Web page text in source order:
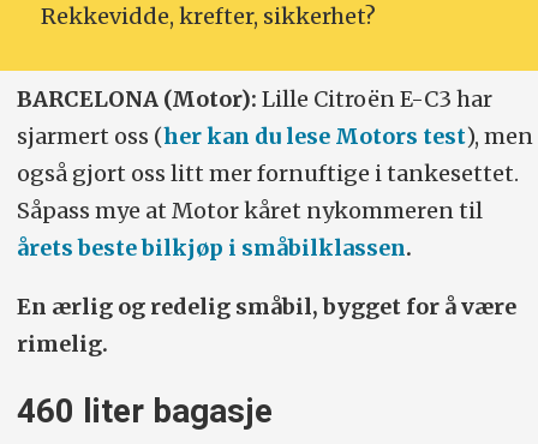
Rekkevidde, krefter, sikkerhet?
BARCELONA (Motor): Lille Citroën E-C3 har
sjarmert oss (her kan du lese Motors test), men
også gjort oss litt mer fornuftige i tankesettet.
Såpass mye at Motor kåret nykommeren til
årets beste bilkjøp i småbilklassen.
En ærlig og redelig småbil, bygget for å være
rimelig.
460 liter bagasje